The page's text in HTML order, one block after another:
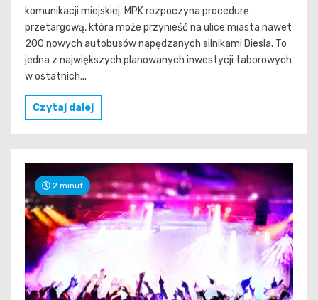
komunikacji miejskiej. MPK rozpoczyna procedurę
przetargową, która może przynieść na ulice miasta nawet
200 nowych autobusów napędzanych silnikami Diesla. To
jedna z największych planowanych inwestycji taborowych
w ostatnich...
Czytaj dalej
2 minut